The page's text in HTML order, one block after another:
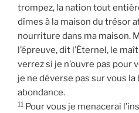
trompez, la nation tout
dîmes à la maison du trésor
nourriture dans ma maison.
l’épreuve, dit l’Éternel, le
verrez si je n’ouvre pas pour
je ne déverse pas sur vous
abondance.
11 Pour vous je menacerai